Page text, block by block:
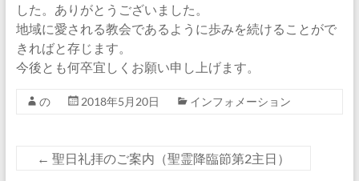
した。ありがとうございました。
地域に愛される教会であるように歩みを続けることがで
きればと存じます。
今後とも何卒宜しくお願い申し上げます。
の 2018年5月20日 インフォメーション
← 聖日礼拝のご案内（聖霊降臨節第2主日）